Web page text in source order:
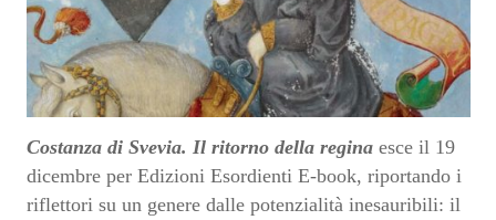
Costanza di Svevia. Il ritorno della reginaesce il 19
dicembre per Edizioni Esordienti E-book, riportando i
riflettori su un genere dalle potenzialità inesauribili: il